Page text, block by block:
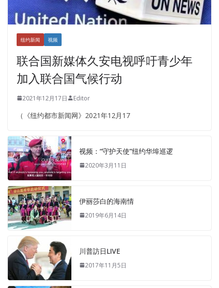
纽约新闻 视频
联合国新媒体久安电视呼吁青少年
加入联合国气候行动
2021年12月17日 Editor
（《纽约都市新闻网》2021年12月17
视频：“守护天使”纽约华埠巡逻
2020年3月11日
伊丽莎白的海南情
2019年6月14日
川普訪日LIVE
2017年11月5日